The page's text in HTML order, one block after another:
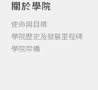
關於學院
使命與目標
學院歷史及發展里程碑
學院架構